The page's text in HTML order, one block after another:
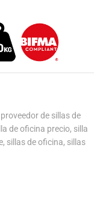
proveedor de sillas de
de oficina precio, silla
, sillas de oficina, sillas